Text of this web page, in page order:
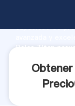
capacidad de
Bolas Titan